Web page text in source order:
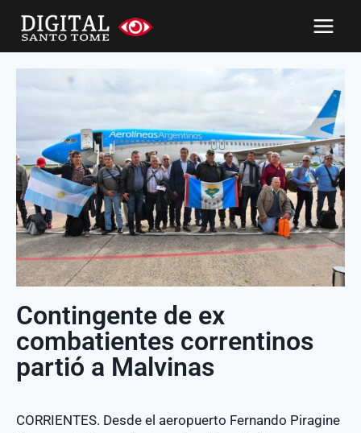
Contingente de ex
combatientes correntinos
partió a Malvinas
CORRIENTES. Desde el aeropuerto Fernando Piragine